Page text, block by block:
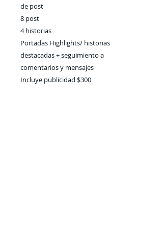
de post
8 post
4 historias
Portadas Highlights/ historias
destacadas + seguimiento a
comentarios y mensajes
Incluye publicidad $300